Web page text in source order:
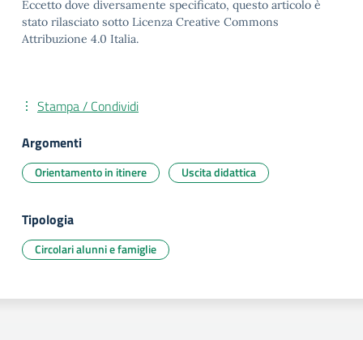
Eccetto dove diversamente specificato, questo articolo è
stato rilasciato sotto Licenza Creative Commons
Attribuzione 4.0 Italia.
Stampa / Condividi
Argomenti
Orientamento in itinere Uscita didattica
Tipologia
Circolari alunni e famiglie